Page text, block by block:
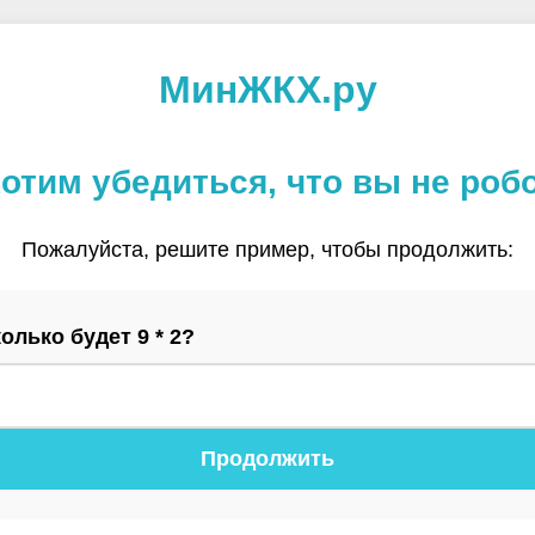
МинЖКХ.ру
убедиться, что вы не
Пожалуйста, решите пример, чтобы продолжить:
будет 9 * 2?
Продолжить